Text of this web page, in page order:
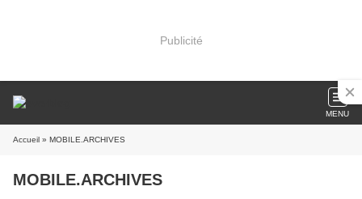
Publicité
MENU
Accueil » MOBILE.ARCHIVES
MOBILE.ARCHIVES